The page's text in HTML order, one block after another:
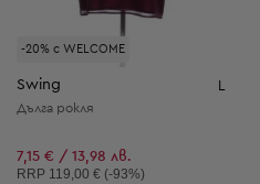
-20% с WELCOME
Swing
Дълга рокля
7,15 € / 13,98 лв.
Препоръчителна цена:
RRP 119,00 € (-93%)